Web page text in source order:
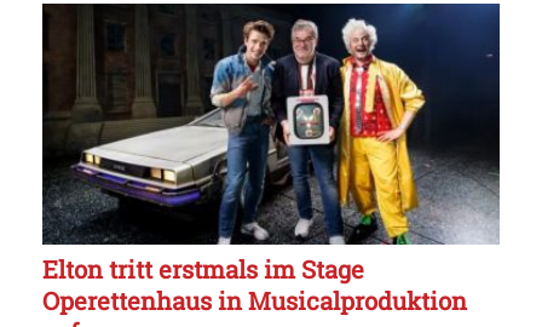
Elton tritt erstmals im Stage
Operettenhaus in Musicalproduktion